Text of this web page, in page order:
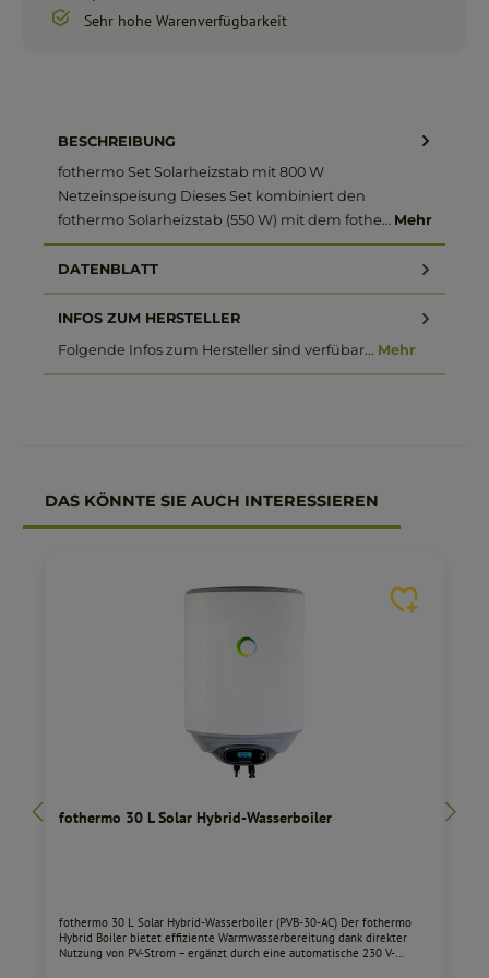
Sehr hohe Warenverfügbarkeit
BESCHREIBUNG
fothermo Set Solarheizstab mit 800 W
Netzeinspeisung Dieses Set kombiniert den
fothermo Solarheizstab (550 W) mit dem fothe… Mehr
DATENBLATT
INFOS ZUM HERSTELLER
Folgende Infos zum Hersteller sind verfübar... Mehr
Produktgalerie überspringen
DAS KÖNNTE SIE AUCH INTERESSIEREN
fothermo 30 L Solar Hybrid-Wasserboiler
fothermo 30 L Solar Hybrid-Wasserboiler (PVB‑30‑AC) Der fothermo
Hybrid Boiler bietet effiziente Warmwasserbereitung dank direkter
Nutzung von PV-Strom – ergänzt durch eine automatische 230 V-